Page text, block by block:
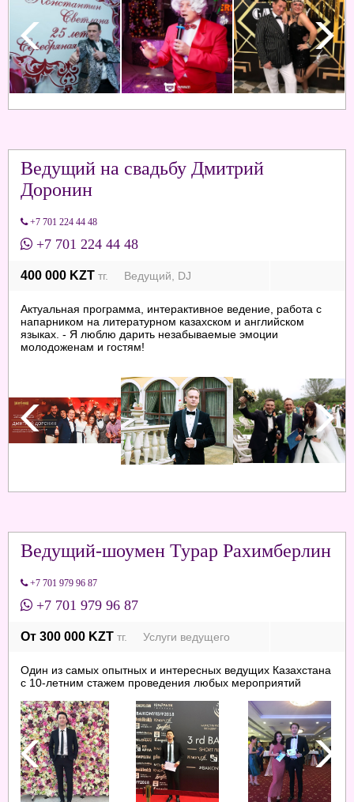
Ведущий на свадьбу Дмитрий
Доронин
+7 701 224 44 48
+7 701 224 44 48
400 000 KZT тг. Ведущий, DJ
Актуальная программа, интерактивное ведение, работа с
напарником на литературном казахском и английском
языках. - Я люблю дарить незабываемые эмоции
молодоженам и гостям!
Ведущий-шоумен Турар Рахимберлин
+7 701 979 96 87
+7 701 979 96 87
От 300 000 KZT тг. Услуги ведущего
Один из самых опытных и интересных ведущих Казахстана
с 10-летним стажем проведения любых мероприятий